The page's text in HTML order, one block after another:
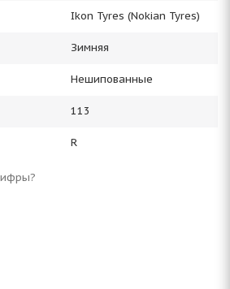
Ikon Tyres (Nokian Tyres)
Зимняя
Нешипованные
113
R